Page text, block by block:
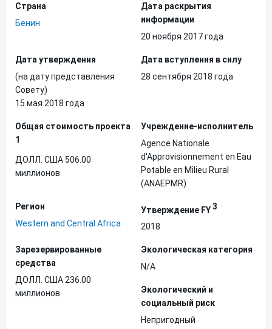
Страна
Бенин
Дата раскрытия
информации
20 ноября 2017 года
Дата утверждения
(на дату представления
Совету)
15 мая 2018 года
Дата вступления в силу
28 сентября 2018 года
Общая стоимость проекта
1
ДОЛЛ. США 506.00
миллионов
Учреждение-исполнитель
Agence Nationale
d'Approvisionnement en Eau
Potable en Milieu Rural
(ANAEPMR)
Регион
Western and Central Africa
Утверждение FY3
2018
Зарезервированные
средства
ДОЛЛ. США 236.00
миллионов
Экологическая категория
N/A
Экологический и
социальный риск
Непригодный